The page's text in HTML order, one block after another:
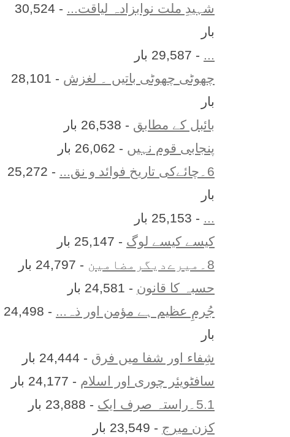
شہیدِ ملت نوابزادہ لیاقت...
- 30,524
بار
- 29,587 بار
چھوٹی چھوٹی باتیں ۔ لغزش
- 28,101
بار
بائبل کے مطابق - 26,538 بار
پنجابی قوم نہیں - 26,062 بار
6۔چائےکی تاریخ فوائد و نق...
- 25,272
بار
- 25,153 بار
کیسے کیسے لوگ - 25,147 بار
8۔میرےدیگرمضامین
- 24,797 بار
حسبہ کا قانون - 24,581 بار
جُرمِ عظیم ہے مؤمن اور ذہ...
- 24,498
بار
شِفاء اور شفا میں فرق - 24,444 بار
سافٹویئر چوری اور اسلام - 24,177 بار
5.1۔راستہ صرف ایک
- 23,888 بار
کزن ميرج - 23,549 بار